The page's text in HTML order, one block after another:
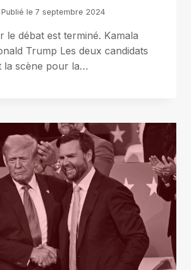
Publié le 7 septembre 2024
le débat est terminé. Kamala
Trump Les deux candidats
la scène pour la…